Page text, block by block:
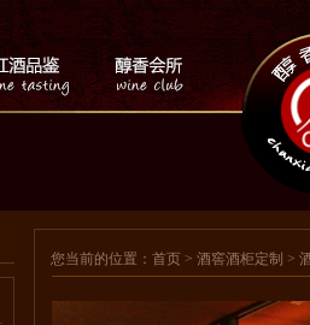
您当前的位置：首页 > 酒窖酒柜定制 >